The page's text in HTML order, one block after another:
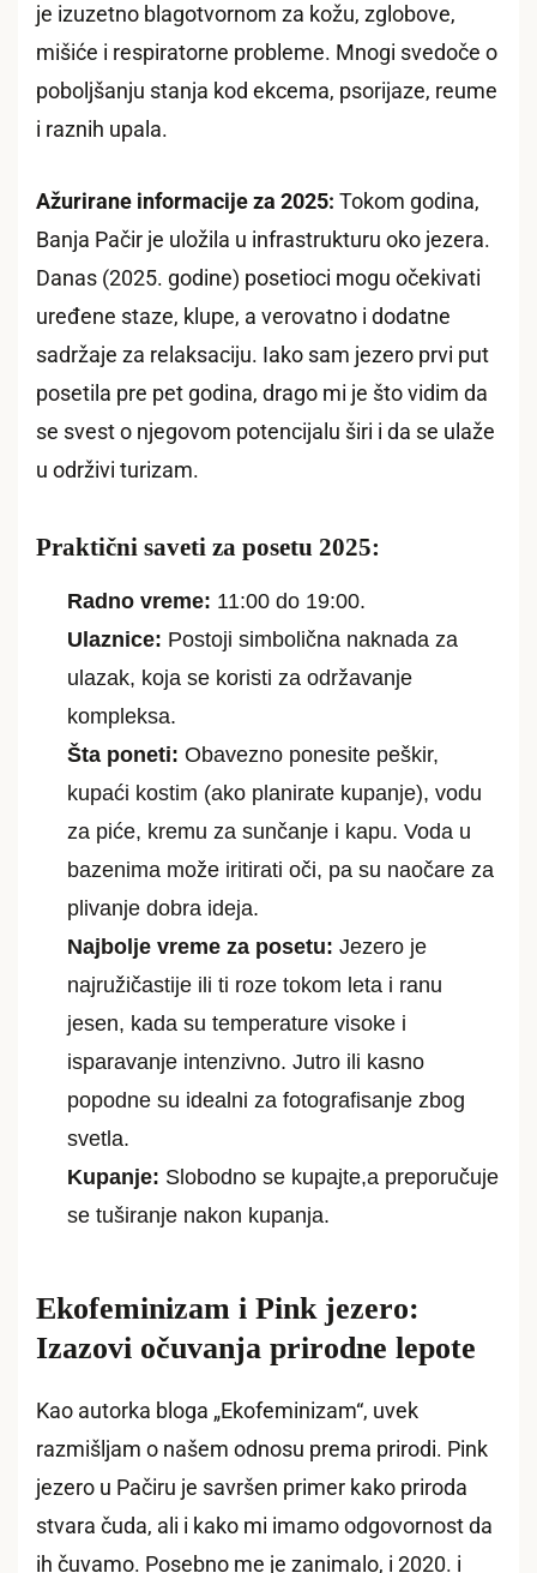
je izuzetno blagotvornom za kožu, zglobove,
mišiće i respiratorne probleme. Mnogi svedoče o
poboljšanju stanja kod ekcema, psorijaze, reume
i raznih upala.
Ažurirane informacije za 2025: Tokom godina,
Banja Pačir je uložila u infrastrukturu oko jezera.
Danas (2025. godine) posetioci mogu očekivati
uređene staze, klupe, a verovatno i dodatne
sadržaje za relaksaciju. Iako sam jezero prvi put
posetila pre pet godina, drago mi je što vidim da
se svest o njegovom potencijalu širi i da se ulaže
u održivi turizam.
Praktični saveti za posetu 2025:
Radno vreme: 11:00 do 19:00.
Ulaznice: Postoji simbolična naknada za
ulazak, koja se koristi za održavanje
kompleksa.
Šta poneti: Obavezno ponesite peškir,
kupaći kostim (ako planirate kupanje), vodu
za piće, kremu za sunčanje i kapu. Voda u
bazenima može iritirati oči, pa su naočare za
plivanje dobra ideja.
Najbolje vreme za posetu: Jezero je
najružičastije ili ti roze tokom leta i ranu
jesen, kada su temperature visoke i
isparavanje intenzivno. Jutro ili kasno
popodne su idealni za fotografisanje zbog
svetla.
Kupanje: Slobodno se kupajte,a preporučuje
se tuširanje nakon kupanja.
Ekofeminizam i Pink jezero:
Izazovi očuvanja prirodne lepote
Kao autorka bloga „Ekofeminizam“, uvek
razmišljam o našem odnosu prema prirodi. Pink
jezero u Pačiru je savršen primer kako priroda
stvara čuda, ali i kako mi imamo odgovornost da
ih čuvamo. Posebno me je zanimalo, i 2020. i